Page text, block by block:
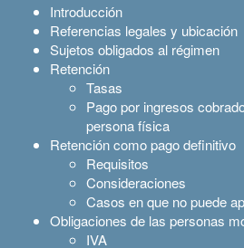
Introducción
Referencias legales y ubicación
Sujetos obligados al régimen
Retención
Tasas
Pago por ingresos
persona física
Retención como pago definitivo
Requisitos
Consideraciones
Casos en que no puede
Obligaciones de las personas
IVA